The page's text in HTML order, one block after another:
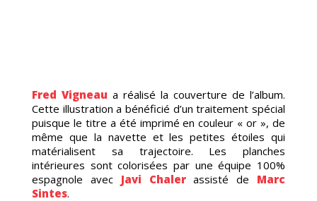
Fred Vigneau a réalisé la couverture de l’album.
Cette illustration a bénéficié d’un traitement spécial
puisque le titre a été imprimé en couleur « or », de
même que la navette et les petites étoiles qui
matérialisent sa trajectoire. Les planches
intérieures sont colorisées par une équipe 100%
espagnole avec Javi Chalerassisté de Marc
Sintes.